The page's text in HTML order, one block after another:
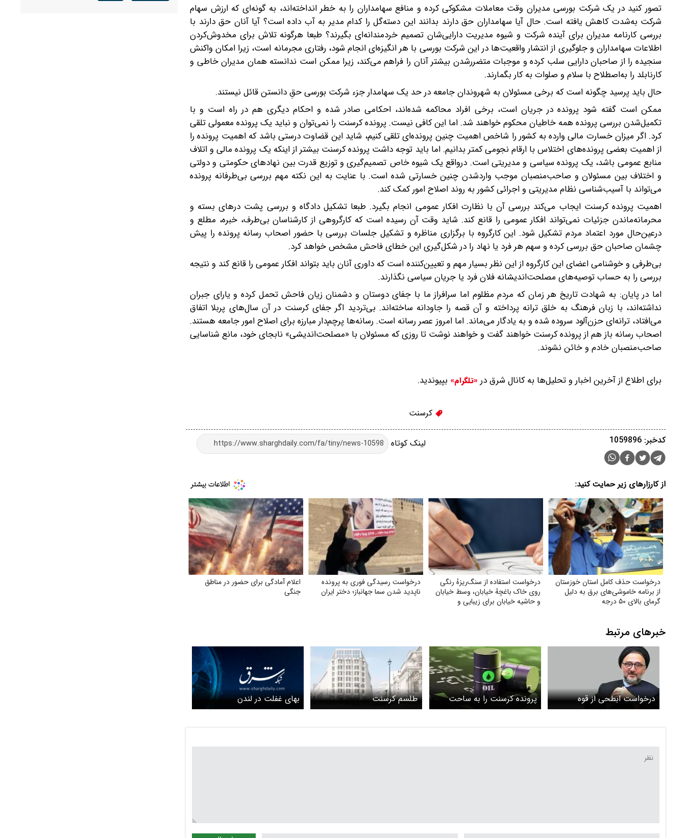
تصور کنید در یک شرکت بورسی مدیران وقت معاملات مشکوکی کرده و منافع سهامداران را به خطر انداخته‌اند، به‌ گونه‌ای که ارزش سهام
شرکت به‌شدت کاهش یافته‌ است. حال آیا سهامداران حق دارند بدانند این دسته‌گل را کدام مدیر به آب داده‌ است؟ آیا آنان حق دارند با
بررسی کارنامه مدیران برای آینده شرکت و شیوه مدیریت دارایی‌شان تصمیم خردمندانه‌ای بگیرند؟ طبعا هرگونه تلاش برای مخدوش‌کردن
اطلاعات سهامداران و جلوگیری از انتشار واقعیت‌ها در این شرکت بورسی با هر انگیزه‌ای انجام شود، رفتاری مجرمانه است، زیرا امکان واکنش
سنجیده را از صاحبان دارایی سلب کرده و موجبات متضررشدن بیشتر آنان را فراهم می‌‌کند، زیرا ممکن است ندانسته همان مدیران خاطی و
کارنابلد را به‌اصطلاح با سلام و صلوات به کار بگمارند.
حال باید پرسید چگونه است که برخی مسئولان به شهروندان جامعه در حد یک سهامدار جزء شرکت بورسی حقِ دانستن قائل نیستند.
ممکن است گفته‌ شود پرونده در جریان است، برخی افراد محاکمه شده‌اند، احکامی صادر شده و احکام دیگری هم در راه است و با
تکمیل‌شدن بررسی پرونده همه خاطیان محکوم خواهند شد. اما این کافی نیست. پرونده کرسنت را نمی‌توان و نباید یک پرونده معمولی تلقی
کرد. اگر میزان خسارت مالی وارده به کشور را شاخص اهمیت چنین پرونده‌‌ای تلقی کنیم، شاید این قضاوت درستی باشد که اهمیت پرونده را
از اهمیت بعضی پرونده‌های اختلاس با ارقام نجومی کمتر بدانیم. اما باید توجه داشت پرونده کرسنت بیشتر از اینکه یک پرونده مالی و اتلاف
منابع عمومی باشد، یک پرونده سیاسی و مدیریتی است. درواقع یک شیوه خاص تصمیم‌گیری و توزیع قدرت بین نهادهای حکومتی و دولتی
و اختلاف بین مسئولان و صاحب‌منصبان موجب واردشدن چنین خسارتی شده‌ است. با عنایت به این نکته مهم بررسی بی‌طرفانه پرونده
می‌تواند با آسیب‌شناسی نظام مدیریتی و اجرائی کشور به روند اصلاح امور کمک کند.
اهمیت پرونده کرسنت ایجاب می‌کند بررسی آن با نظارت افکار عمومی انجام بگیرد. طبعا تشکیل دادگاه و بررسی پشت درهای بسته و
محرمانه‌ماندن جزئیات نمی‌تواند افکار عمومی را قانع کند. شاید وقت آن رسیده‌ است که کارگروهی از کارشناسان بی‌طرف، خبره، مطلع و
درعین‌حال مورد اعتماد مردم تشکیل شود. این کارگروه با برگزاری مناظره و تشکیل جلسات بررسی با حضور اصحاب رسانه پرونده را پیش
چشمان صاحبان حق بررسی کرده و سهم هر فرد یا نهاد را در شکل‌گیری این خطای فاحش مشخص خواهد کرد.
بی‌طرفی و خوشنامی اعضای این کارگروه از این‌ نظر بسیار مهم و تعیین‌کننده است که داوری آنان باید بتواند افکار عمومی را قانع کند و نتیجه
بررسی را به حساب توصیه‌های مصلحت‌اندیشانه فلان فرد یا جریان سیاسی نگذارند.
اما در پایان: به شهادت تاریخ هر زمان که مردم مظلوم اما سرافراز ما با جفای دوستان و دشمنان زیان فاحش تحمل کرده‌ و یارای جبران
نداشته‌اند، با زبان فرهنگ به خلق ترانه پرداخته و آن قصه را جاودانه ساخته‌اند. بی‌تردید اگر جفای کرسنت در آن سال‌های پربلا اتفاق
می‌افتاد، ترانه‌ای حزن‌آلود سروده‌ شده و به یادگار می‌ماند. اما امروز عصر رسانه است. رسانه‌ها پرچم‌دار مبارزه برای اصلاح امور جامعه هستند.
اصحاب رسانه باز هم از پرونده کرسنت خواهند‌ گفت و خواهند‌ نوشت تا روزی که مسئولان با «مصلحت‌اندیشی» نابجای خود، مانع شناسایی
صاحب‌منصبان خادم و خائن نشوند.
برای اطلاع از آخرین اخبار و تحلیل‌ها به کانال شرق در «تلگرام» بپیوندید.
کرسنت
لینک کوتاه کدخبر: 1059896
از کارزارهای زیر حمایت کنید:
درخواست حذف کامل استان خوزستان
از برنامه خاموشی‌های برق به دلیل
گرمای بالای ۵۰ درجه
درخواست استفاده از سنگ‌ریزهٔ رنگی
روی خاک باغچهٔ خیابان، وسط خیابان
و حاشیه خیابان برای زیبایی و
درخواست رسیدگی فوری به پرونده
ناپدید شدن سما جهانباز؛ دختر ایران
اعلام آمادگی برای حضور در مناطق
جنگی
خبرهای مرتبط
درخواست ابطحی از قوه
قضائیه درباره پرونده کرسنت
پرونده‌ کرسنت را به ساحت
عمومی بیاورید
طلسم کرسنت بهای غفلت در لندن